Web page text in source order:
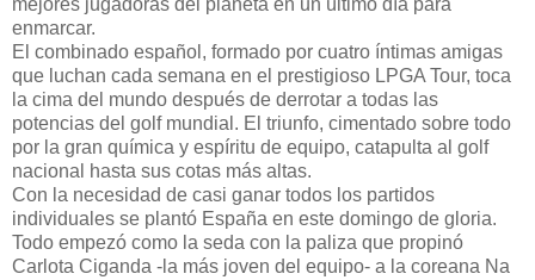
mejores jugadoras del planeta en un último día para
enmarcar.
El combinado español, formado por cuatro íntimas amigas
que luchan cada semana en el prestigioso LPGA Tour, toca
la cima del mundo después de derrotar a todas las
potencias del golf mundial. El triunfo, cimentado sobre todo
por la gran química y espíritu de equipo, catapulta al golf
nacional hasta sus cotas más altas.
Con la necesidad de casi ganar todos los partidos
individuales se plantó España en este domingo de gloria.
Todo empezó como la seda con la paliza que propinó
Carlota Ciganda -la más joven del equipo- a la coreana Na